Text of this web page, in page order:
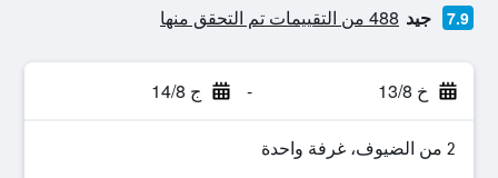
7.9 جيد 488 من التقييمات تم التحقق منها
خ 13/8 - ج 14/8
2 من الضيوف، غرفة واحدة